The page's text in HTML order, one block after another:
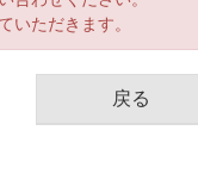
いただきます。
戻る